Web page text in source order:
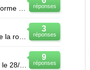
réponses
3
réponses
J'ai été harcelée par un supérieur hierarchique d'ou mon accident de la route. Je suis en AT depuis
9
réponses
Je suis fonctionnaire et j'ai épuisé tous mes droits statutaires depuis le 28/02/2009 (CLM 3 ans pou